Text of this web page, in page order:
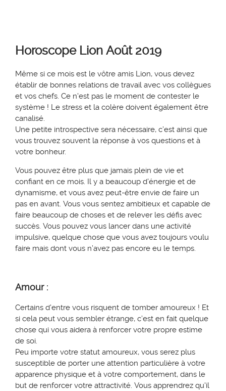
Horoscope Lion Août 2019
Même si ce mois est le vôtre amis Lion, vous devez
établir de bonnes relations de travail avec vos collègues
et vos chefs. Ce n'est pas le moment de contester le
système ! Le stress et la colère doivent également être
canalisé.
Une petite introspective sera nécessaire, c’est ainsi que
vous trouvez souvent la réponse à vos questions et à
votre bonheur.
Vous pouvez être plus que jamais plein de vie et
confiant en ce mois. Il y a beaucoup d'énergie et de
dynamisme, et vous avez peut-être envie de faire un
pas en avant. Vous vous sentez ambitieux et capable de
faire beaucoup de choses et de relever les défis avec
succès. Vous pouvez vous lancer dans une activité
impulsive, quelque chose que vous avez toujours voulu
faire mais dont vous n’avez pas encore eu le temps.
Amour :
Certains d'entre vous risquent de tomber amoureux ! Et
si cela peut vous sembler étrange, c’est en fait quelque
chose qui vous aidera à renforcer votre propre estime
de soi.
Peu importe votre statut amoureux, vous serez plus
susceptible de porter une attention particulière à votre
apparence physique et à votre comportement, dans le
but de renforcer votre attractivité. Vous apprendrez qu'il